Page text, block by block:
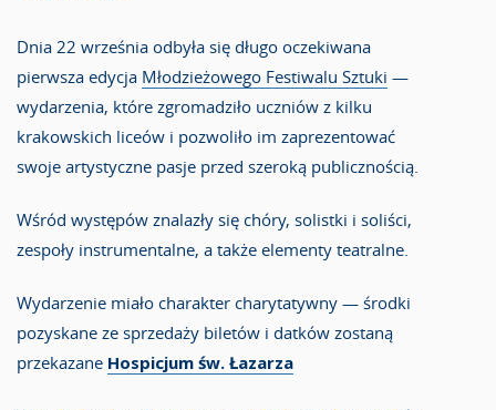
Dnia 22 września odbyła się długo oczekiwana
pierwsza edycja Młodzieżowego Festiwalu Sztuki —
wydarzenia, które zgromadziło uczniów z kilku
krakowskich liceów i pozwoliło im zaprezentować
swoje artystyczne pasje przed szeroką publicznością.
Wśród występów znalazły się chóry, solistki i soliści,
zespoły instrumentalne, a także elementy teatralne.
Wydarzenie miało charakter charytatywny — środki
pozyskane ze sprzedaży biletów i datków zostaną
przekazane Hospicjum św. Łazarza